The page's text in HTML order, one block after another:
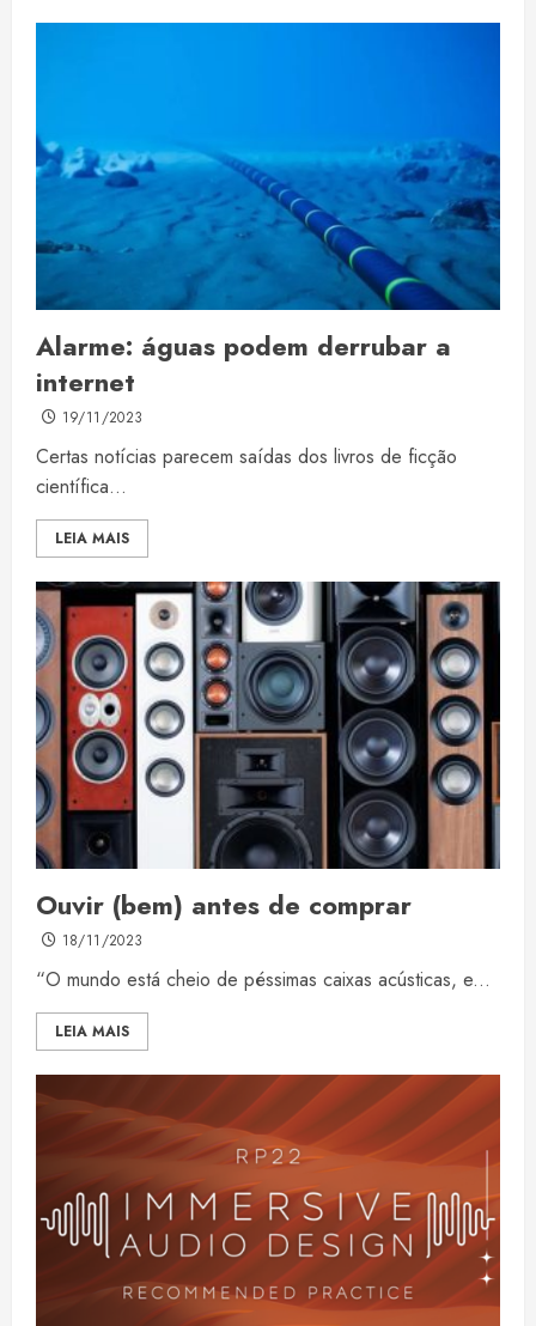
Alarme: águas podem derrubar a
internet
19/11/2023
Certas notícias parecem saídas dos livros de ficção
científica...
LEIA MAIS
Ouvir (bem) antes de comprar
18/11/2023
“O mundo está cheio de péssimas caixas acústicas, e...
LEIA MAIS